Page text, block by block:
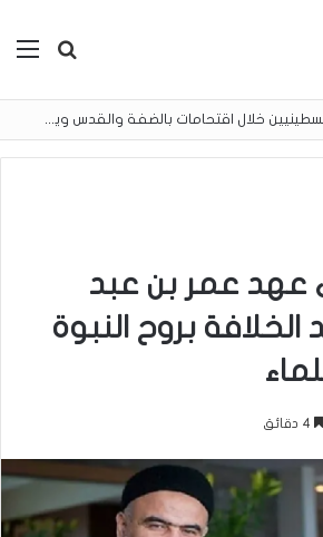
بحث
عهد عمر بن عبد
الخلافة بروح النبوة